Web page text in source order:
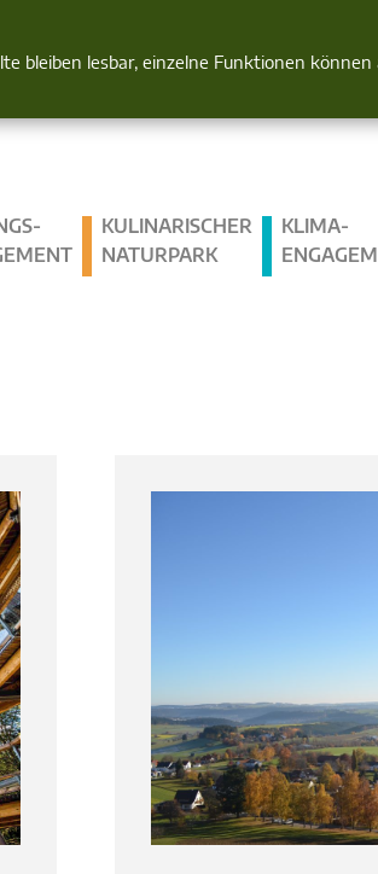
bleiben lesbar, einzelne Funktionen
KULINARISCHER
NATURPARK
KLIMA­